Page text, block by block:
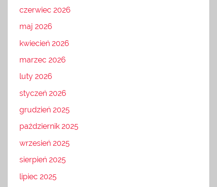
czerwiec 2026
maj 2026
kwiecień 2026
marzec 2026
luty 2026
styczeń 2026
grudzień 2025
październik 2025
wrzesień 2025
sierpień 2025
lipiec 2025